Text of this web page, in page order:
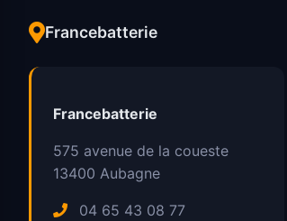
Francebatterie
Francebatterie
575 avenue de la coueste
13400 Aubagne
04 65 43 08 77